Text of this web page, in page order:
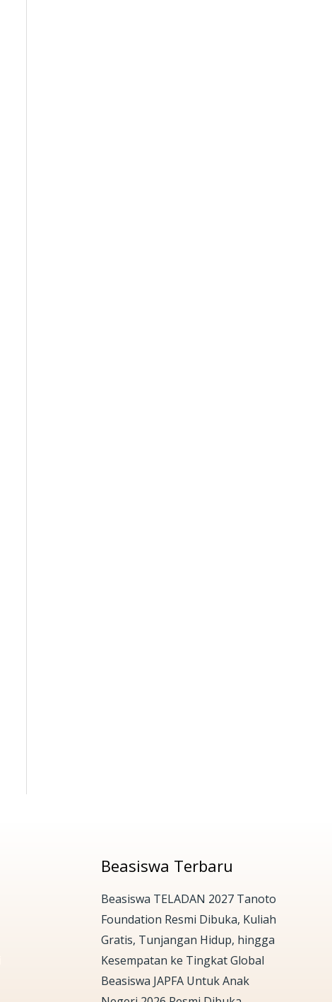
Beasiswa Terbaru
Beasiswa TELADAN 2027 Tanoto
Foundation Resmi Dibuka, Kuliah
Gratis, Tunjangan Hidup, hingga
Kesempatan ke Tingkat Global
Beasiswa JAPFA Untuk Anak